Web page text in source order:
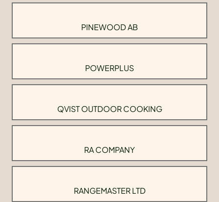
PINEWOOD AB
POWERPLUS
QVIST OUTDOOR COOKING
RA COMPANY
RANGEMASTER LTD